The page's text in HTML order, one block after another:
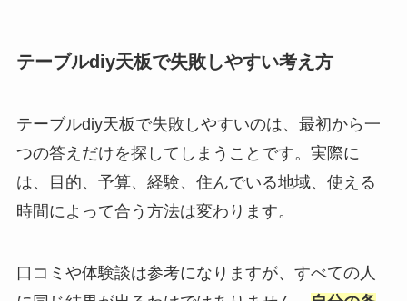
テーブルdiy天板で失敗しやすい考え方
テーブルdiy天板で失敗しやすいのは、最初から一
つの答えだけを探してしまうことです。実際に
は、目的、予算、経験、住んでいる地域、使える
時間によって合う方法は変わります。
口コミや体験談は参考になりますが、すべての人